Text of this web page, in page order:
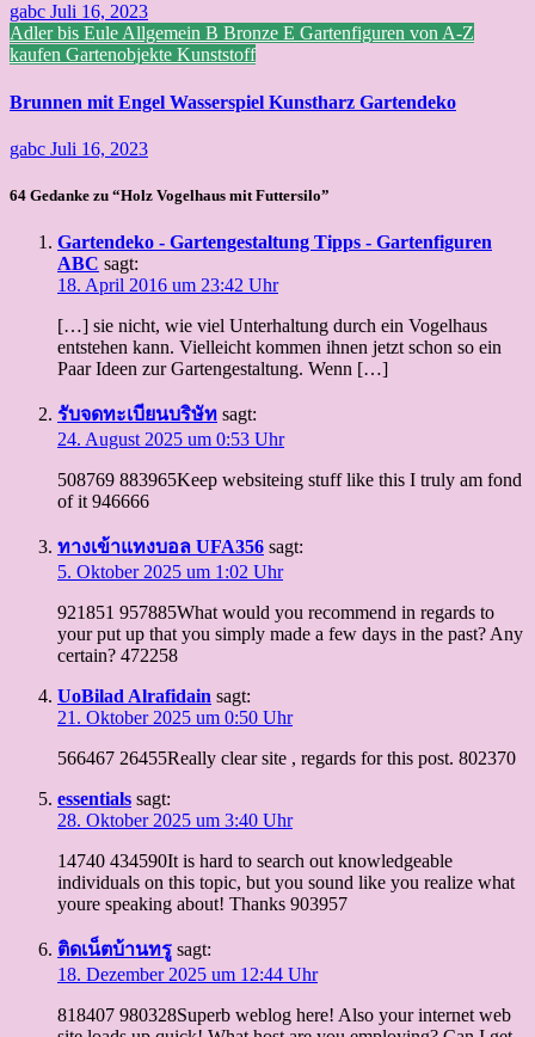
gabc Juli 16, 2023
Adler bis EuleAllgemein B Bronze E Gartenfiguren von A-Z
kaufen Gartenobjekte Kunststoff
Brunnen mit Engel Wasserspiel Kunstharz Gartendeko
gabc Juli 16, 2023
64 Gedanke zu “Holz Vogelhaus mit Futtersilo”
Gartendeko - Gartengestaltung Tipps - Gartenfiguren
ABC sagt:
18. April 2016 um 23:42 Uhr
[…] sie nicht, wie viel Unterhaltung durch ein Vogelhaus
entstehen kann. Vielleicht kommen ihnen jetzt schon so ein
Paar Ideen zur Gartengestaltung. Wenn […]
รับจดทะเบียนบริษัท sagt:
24. August 2025 um 0:53 Uhr
508769 883965Keep websiteing stuff like this I truly am fond
of it 946666
ทางเข้าแทงบอล UFA356 sagt:
5. Oktober 2025 um 1:02 Uhr
921851 957885What would you recommend in regards to
your put up that you simply made a few days in the past? Any
certain? 472258
UoBilad Alrafidain sagt:
21. Oktober 2025 um 0:50 Uhr
566467 26455Really clear site , regards for this post. 802370
essentials sagt:
28. Oktober 2025 um 3:40 Uhr
14740 434590It is hard to search out knowledgeable
individuals on this topic, but you sound like you realize what
youre speaking about! Thanks 903957
ติดเน็ตบ้านทรู sagt:
18. Dezember 2025 um 12:44 Uhr
818407 980328Superb weblog here! Also your internet web